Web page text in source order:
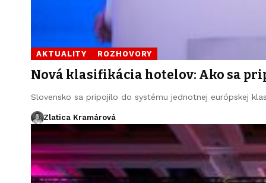
AKTUALITY ROZHOVORY
Nová klasifikácia hotelov: Ako sa
Slovensko sa pripojilo do systému jednotnej európskej
Zlatica Kramárová